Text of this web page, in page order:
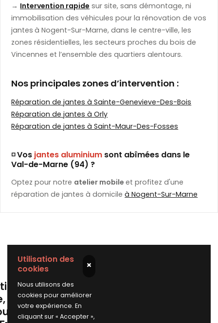
→Intervention rapidesur site, sans démontage, ni
immobilisation des véhicules pour la rénovation de vos
jantesà Nogent-Sur-Marne, dans le centre-ville, les
zones résidentielles, les secteurs proches du bois de
Vincennes et l’ensemble des quartiers alentours.
Nos principales zones d’intervention :
Réparation de jantes à Sainte-Genevieve-Des-Bois
Réparation de jantes à Orly
Réparation de jantes à Saint-Maur-Des-Fosses
◽ Vosjantes aluminiumsont abîmées dans le
Val-de-Marne (94) ?
Optez pour notre atelier mobileet profitez d'une
réparation de jantes à domicileà Nogent-Sur-Marne
de jante
cassée,
griffée en
Utilisation des
cookies ×
Nous utilisons des
cookies pour améliorer
votre expérience. En
cliquant sur « Accepter »,